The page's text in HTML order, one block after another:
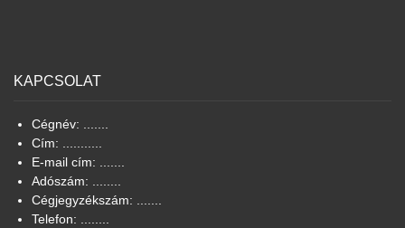
KAPCSOLAT
Cégnév: .......
Cím: ...........
E-mail cím: .......
Adószám: ........
Cégjegyzékszám: .......
Telefon: ........